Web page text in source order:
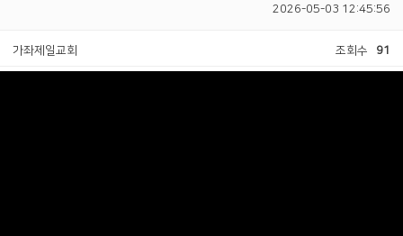
2026-05-03 12:45:56
가좌제일교회 조회수 91